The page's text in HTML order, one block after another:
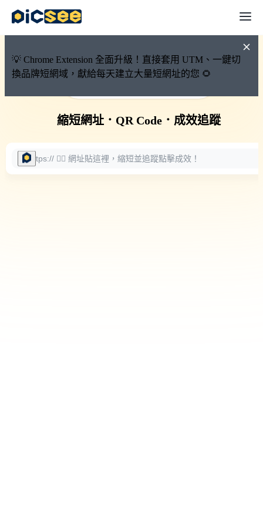
💡 Chrome Extension 全面升級！直接套用 UTM、一鍵切
換品牌短網域，獻給每天建立大量短網址的您 🌻
🚀 PicSee 短網址永久有效
縮短網址． QR Code． 成效追蹤